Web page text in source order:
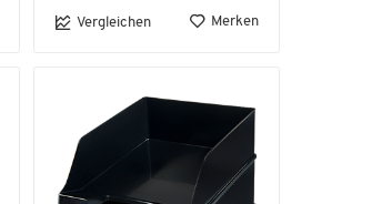
Vergleichen Merken